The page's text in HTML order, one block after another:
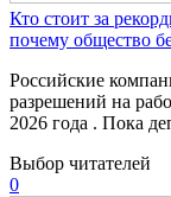
Кто стоит за
почему общество
Российские
разрешений на
2026 года . Пока
Выбор читателей
0